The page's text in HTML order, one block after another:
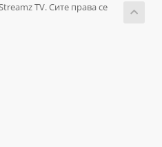
TV. Сите права се